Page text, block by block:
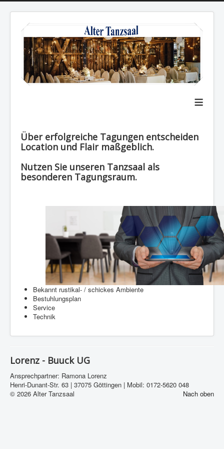
≡
Über erfolgreiche Tagungen entscheiden
Location und Flair maßgeblich.
Nutzen Sie unseren Tanzsaal als
besonderen Tagungsraum.
Bekannt rustikal- / schickes Ambiente
Bestuhlungsplan
Service
Technik
Lorenz - Buuck UG
Ansprechpartner: Ramona Lorenz
Henri-Dunant-Str. 63 | 37075 Göttingen | Mobil: 0172-5620 048
Nach oben
© 2026 Alter Tanzsaal